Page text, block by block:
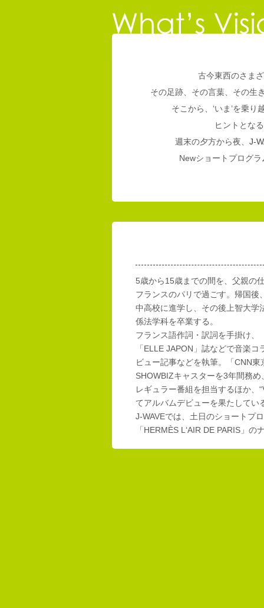
古今東西のさま
その足跡、その言葉、その生
そこから、‘いま’を乗
ヒントとな
週末の夕方から夜、 J-
Newショートプログ
5歳から15歳までの間を、父親の
フランスのパリで過ごす。帰国後
中高校に進学し、その後上智大学
係法学科を卒業する。
フランス語作詞・訳詞を手掛け、
「ELLE JAPON」誌などで音楽コ
ビュー記事などを執筆。「CNN東
SHOWBIZキャスターを3年間務め
レギュラー番組を担当するほか、
てアルバムデビューを果たしてい
J-WAVEでは、土日のショートプ
「HERMÈS L‘AIR DE PARIS」